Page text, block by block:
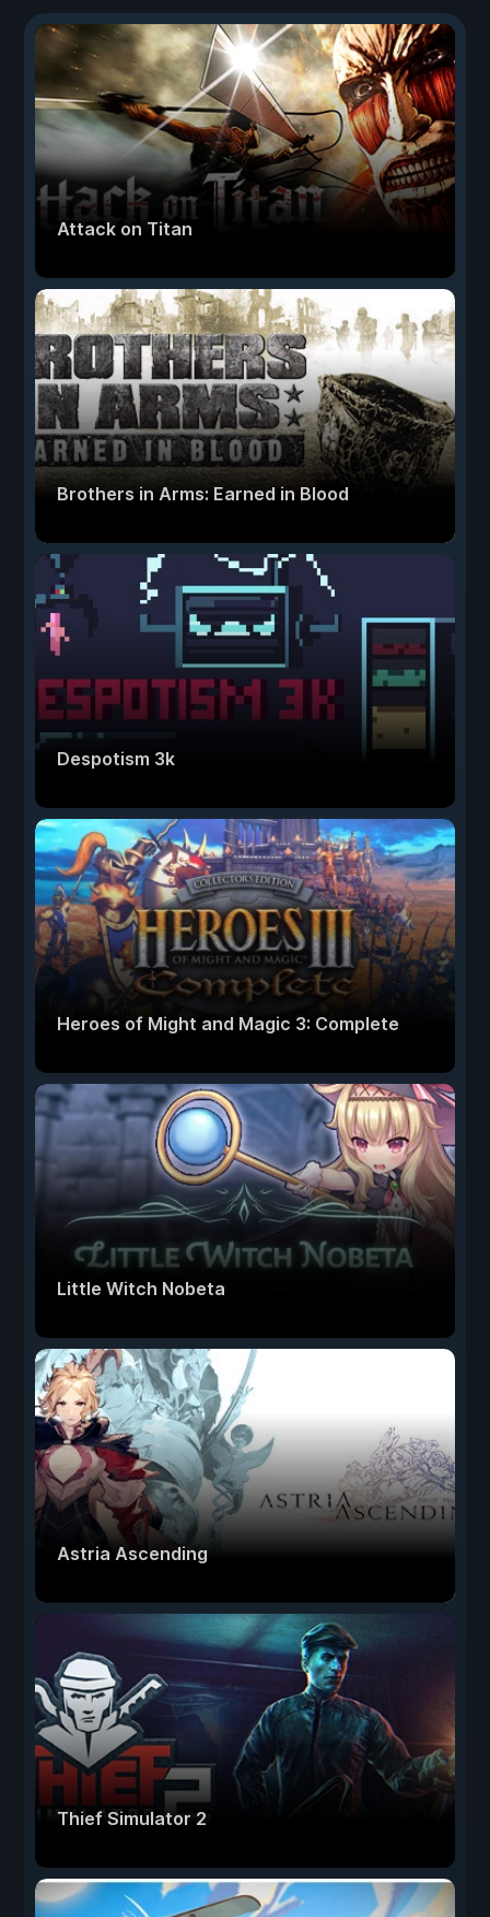
Attack on Titan
Brothers in Arms: Earned in Blood
Despotism 3k
Heroes of Might and Magic 3: Complete
Little Witch Nobeta
Astria Ascending
Thief Simulator 2